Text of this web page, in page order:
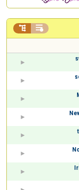
 